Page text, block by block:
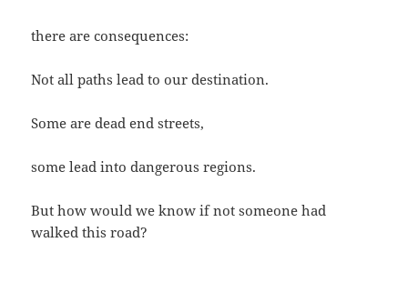
there are consequences:
Not all paths lead to our destination.
Some are dead end streets,
some lead into dangerous regions.
But how would we know if not someone had
walked this road?